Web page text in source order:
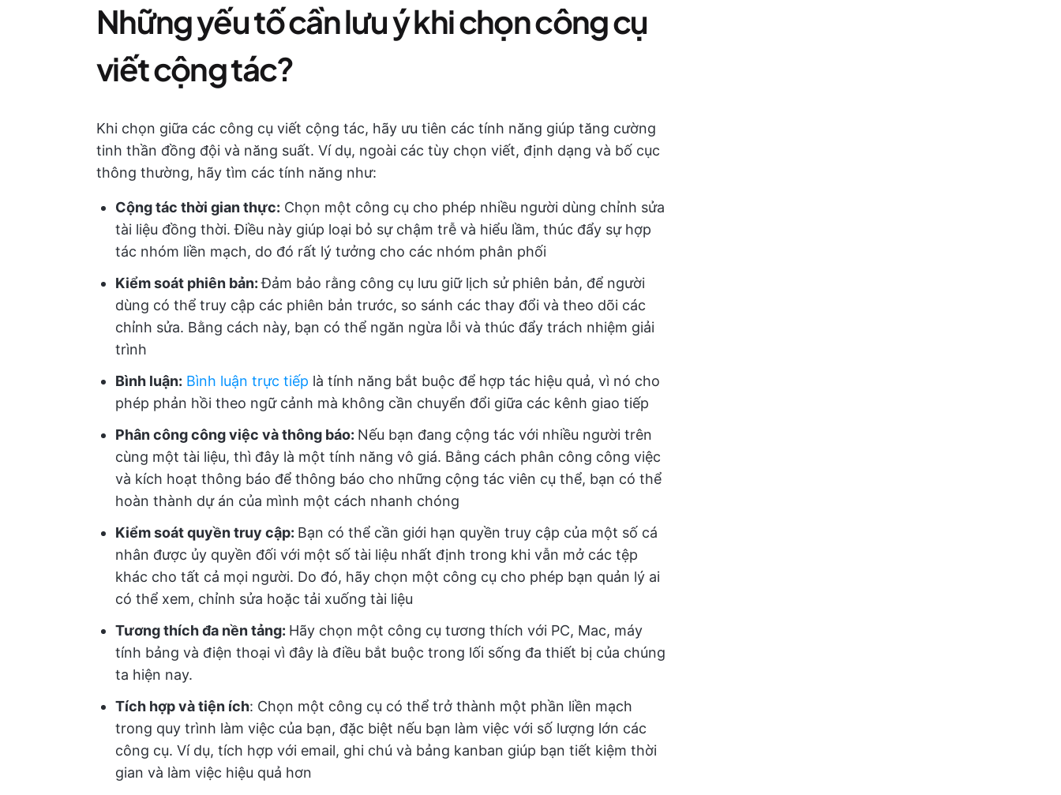
Những yếu tố cần lưu ý khi chọn công cụ
viết cộng tác?
Khi chọn giữa các công cụ viết cộng tác, hãy ưu tiên các tính năng giúp tăng cường
tinh thần đồng đội và năng suất. Ví dụ, ngoài các tùy chọn viết, định dạng và bố cục
thông thường, hãy tìm các tính năng như:
Cộng tác thời gian thực: Chọn một công cụ cho phép nhiều người dùng chỉnh sửa
tài liệu đồng thời. Điều này giúp loại bỏ sự chậm trễ và hiểu lầm, thúc đẩy sự hợp
tác nhóm liền mạch, do đó rất lý tưởng cho các nhóm phân phối
Kiểm soát phiên bản:Đảm bảo rằng công cụ lưu giữ lịch sử phiên bản, để người
dùng có thể truy cập các phiên bản trước, so sánh các thay đổi và theo dõi các
chỉnh sửa. Bằng cách này, bạn có thể ngăn ngừa lỗi và thúc đẩy trách nhiệm giải
trình
Bình luận: Bình luận trực tiếp là tính năng bắt buộc để hợp tác hiệu quả, vì nó cho
phép phản hồi theo ngữ cảnh mà không cần chuyển đổi giữa các kênh giao tiếp
Phân công công việc và thông báo: Nếu bạn đang cộng tác với nhiều người trên
cùng một tài liệu, thì đây là một tính năng vô giá. Bằng cách phân công công việc
và kích hoạt thông báo để thông báo cho những cộng tác viên cụ thể, bạn có thể
hoàn thành dự án của mình một cách nhanh chóng
Kiểm soát quyền truy cập: Bạn có thể cần giới hạn quyền truy cập của một số cá
nhân được ủy quyền đối với một số tài liệu nhất định trong khi vẫn mở các tệp
khác cho tất cả mọi người. Do đó, hãy chọn một công cụ cho phép bạn quản lý ai
có thể xem, chỉnh sửa hoặc tải xuống tài liệu
Tương thích đa nền tảng: Hãy chọn một công cụ tương thích với PC, Mac, máy
tính bảng và điện thoại vì đây là điều bắt buộc trong lối sống đa thiết bị của chúng
ta hiện nay.
Tích hợp và tiện ích: Chọn một công cụ có thể trở thành một phần liền mạch
trong quy trình làm việc của bạn, đặc biệt nếu bạn làm việc với số lượng lớn các
công cụ. Ví dụ, tích hợp với email, ghi chú và bảng kanban giúp bạn tiết kiệm thời
gian và làm việc hiệu quả hơn